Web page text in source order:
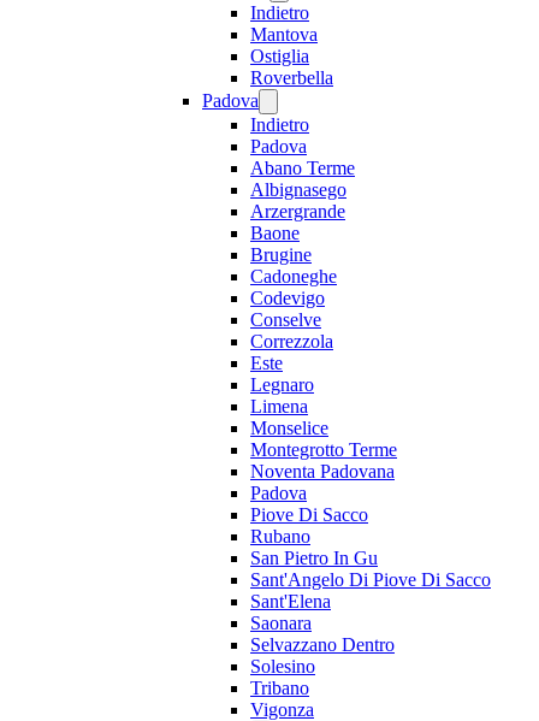
Indietro
Mantova
Ostiglia
Roverbella
Padova
Indietro
Padova
Abano Terme
Albignasego
Arzergrande
Baone
Brugine
Cadoneghe
Codevigo
Conselve
Correzzola
Este
Legnaro
Limena
Monselice
Montegrotto Terme
Noventa Padovana
Padova
Piove Di Sacco
Rubano
San Pietro In Gu
Sant'Angelo Di Piove Di Sacco
Sant'Elena
Saonara
Selvazzano Dentro
Solesino
Tribano
Vigonza